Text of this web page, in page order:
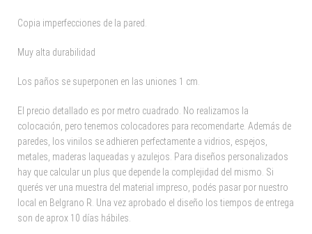
Copia imperfecciones de la pared.
Muy alta durabilidad
Los paños se superponen en las uniones 1 cm.
El precio detallado es por metro cuadrado. No realizamos la
colocación, pero tenemos colocadores para recomendarte. Además de
paredes, los vinilos se adhieren perfectamente a vidrios, espejos,
metales, maderas laqueadas y azulejos. Para diseños personalizados
hay que calcular un plus que depende la complejidad del mismo. Si
querés ver una muestra del material impreso, podés pasar por nuestro
local en Belgrano R. Una vez aprobado el diseño los tiempos de entrega
son de aprox 10 días hábiles.